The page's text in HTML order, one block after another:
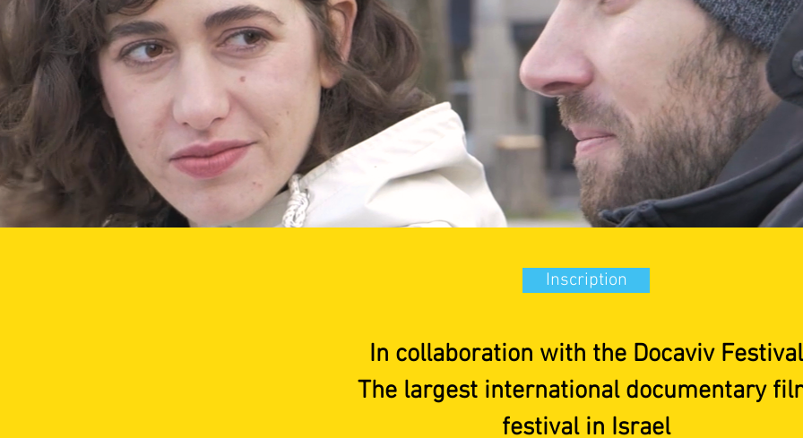
Inscription
In collaboration with the Docaviv Festival
The largest international documentary
festival in Israel